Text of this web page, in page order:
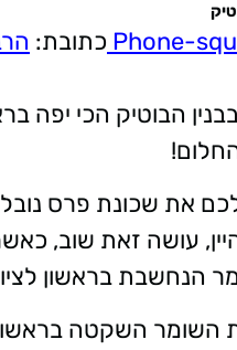
Phone- כתובת:
הבוטיק הכי יפה
את שכונת פרס נובל
היין, עושה זאת שוב,
הנחשבת בראשון
השומר השקטה